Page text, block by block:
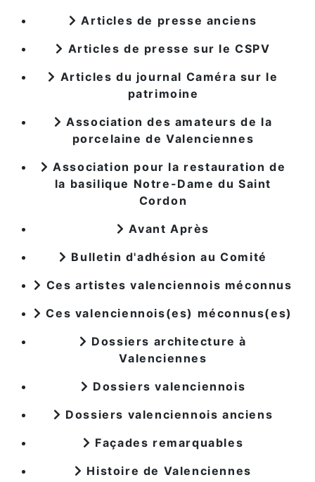
Articles de presse anciens
Articles de presse sur le CSPV
Articles du journal Caméra sur le
patrimoine
Association des amateurs de la
porcelaine de Valenciennes
Association pour la restauration de
la basilique Notre-Dame du Saint
Cordon
Avant Après
Bulletin d'adhésion au Comité
Ces artistes valenciennois méconnus
Ces valenciennois(es) méconnus(es)
Dossiers architecture à
Valenciennes
Dossiers valenciennois
Dossiers valenciennois anciens
Façades remarquables
Histoire de Valenciennes